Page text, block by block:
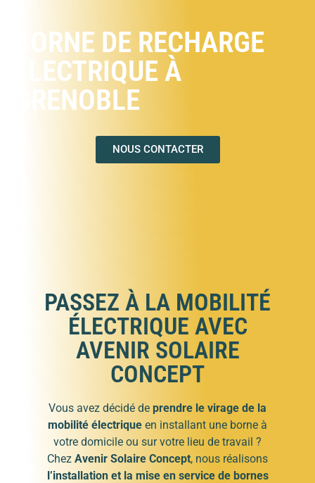
BORNE DE RECHARGE
ÉLECTRIQUE À
GRENOBLE
NOUS CONTACTER
PASSEZ À LA MOBILITÉ
ÉLECTRIQUE AVEC
AVENIR SOLAIRE
CONCEPT
Vous avez décidé de prendre le virage de la
mobilité électrique en installant une borne à
votre domicile ou sur votre lieu de travail ?
Chez Avenir Solaire Concept, nous réalisons
l’installation et la mise en service de bornes